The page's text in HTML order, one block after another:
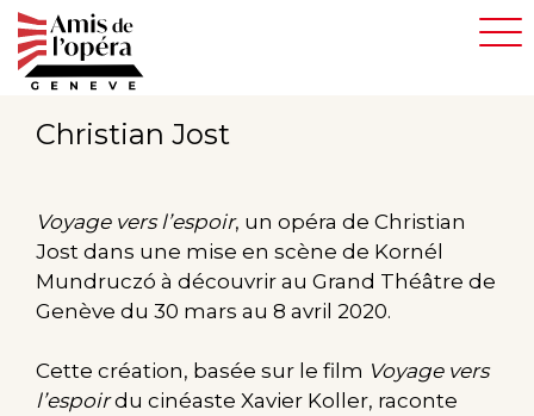
Aller
au
contenu
Christian Jost
Voyage vers l’espoir, un opéra de Christian
Jost dans une mise en scène de Kornél
Mundruczó à découvrir au Grand Théâtre de
Genève du 30 mars au 8 avril 2020.
Cette création, basée sur le film Voyage vers
l’espoirdu cinéaste Xavier Koller, raconte